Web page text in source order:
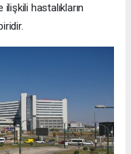
hastalıkların